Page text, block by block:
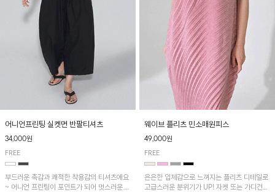
어니언프린팅 실켓면 반팔티셔츠
34,000원
FREE
부드러운 촉감과 쾌적한 착용감의 티셔츠에요
~ 어니언 프린팅이 포인트가 되어 멋스러운 아
웨이브 플리츠 민소매원피스
49,000원
FREE
은은한 입체감으로 느껴지는 플리츠 디테일로
고급스러운 분위기가 UP! 자켓 또는 가디건과